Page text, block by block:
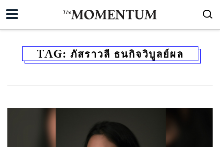
TAG: ภัสราวลี ธนกิจวิบูลย์ผล